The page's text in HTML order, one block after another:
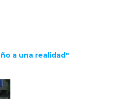
a una realidad"